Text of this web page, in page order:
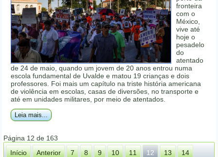
fronteira
com o
México,
vive até
hoje o
pesadelo
do
atentado
de 24 de maio, quando um jovem de 20 anos entrou numa
escola fundamental de Uvalde e matou 19 crianças e dois
professores. Foi mais um capítulo na triste história americana
de violência em escolas, casas de diversões, no transporte e
até em unidades militares, por meio de atentados.
Leia mais...
Página 12 de 163
Início
Anterior 7 8 9 10 11 12 13
14